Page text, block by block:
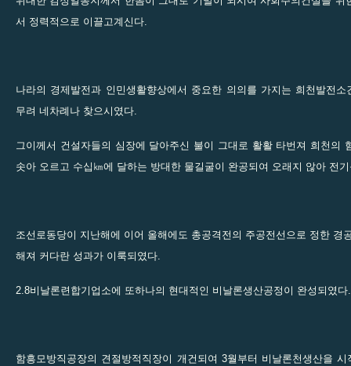
서 정력적으로 이끌고계신다.
나라의 경제발전과 인민생활향상에서 중요한 의의를 가지는 희천발전소
무려 네차례나 찾으시였다.
그이께서 건설자들의 심장에 달아주신 불이 그대로 활활 타번져 희천의
솟아 오르고 수십㎞에 달하는 방대한 물길굴이 완공되여 오래지 않아 전
조선로동당이 지난해에 이어 올해에도 총공격전의 주공전선으로 정한 경
해져 커다란 성과가 이룩되였다.
2.8비날론련합기업소에 또하나의 현대적인 비날론생산공정이 완성되였다.
함흥모방직공장의 견절방적직장이 개건되여 3월부터 비날론천생산을